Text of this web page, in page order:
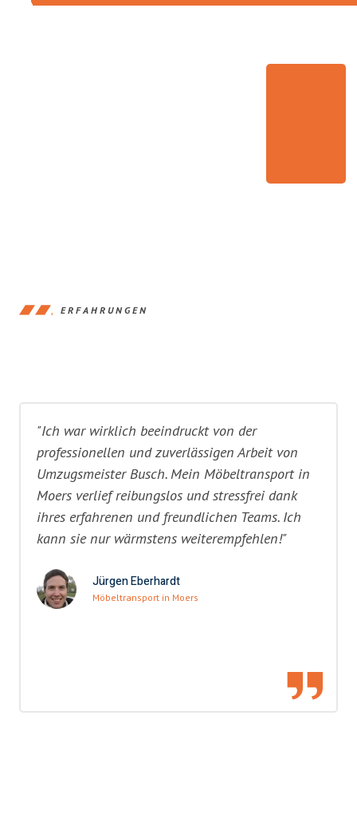
ERFAHRUNGEN
"Ich war wirklich beeindruckt von der
professionellen und zuverlässigen Arbeit von
Umzugsmeister Busch. Mein Möbeltransport in
Moers verlief reibungslos und stressfrei dank
ihres erfahrenen und freundlichen Teams. Ich
kann sie nur wärmstens weiterempfehlen!"
Jürgen Eberhardt
Möbeltransport in Moers